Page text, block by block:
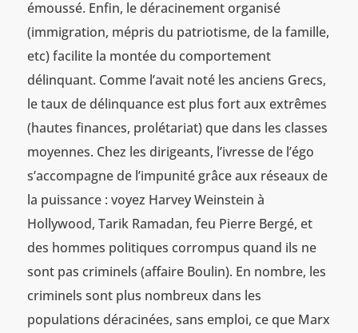
émoussé. Enfin, le déracinement organisé
(immigration, mépris du patriotisme, de la famille,
etc) facilite la montée du comportement
délinquant. Comme l’avait noté les anciens Grecs,
le taux de délinquance est plus fort aux extrêmes
(hautes finances, prolétariat) que dans les classes
moyennes. Chez les dirigeants, l’ivresse de l’égo
s’accompagne de l’impunité grâce aux réseaux de
la puissance : voyez Harvey Weinstein à
Hollywood, Tarik Ramadan, feu Pierre Bergé, et
des hommes politiques corrompus quand ils ne
sont pas criminels (affaire Boulin). En nombre, les
criminels sont plus nombreux dans les
populations déracinées, sans emploi, ce que Marx